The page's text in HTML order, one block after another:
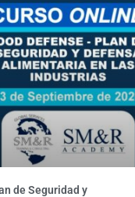
de Seguridad y